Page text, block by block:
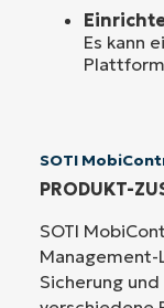
Es kann
SOTI
PRODUKT-
SOTI
Management-
Sicherung